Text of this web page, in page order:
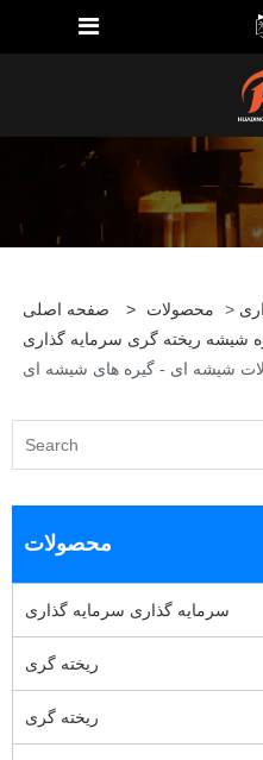
صفحه اصلی > محصولات >
شیشه ریخته گری سرمایه گذاری
شیشه ای - گیره های شیشه ای
محصولات
سرمایه گذاری سرمایه گذاری
ریخته گری
ریخته گری